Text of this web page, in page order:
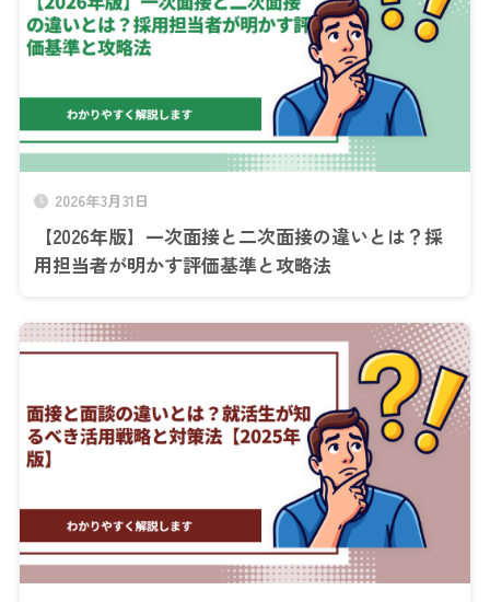
2026年3月31日
【2026年版】一次面接と二次面接の違いとは？採
用担当者が明かす評価基準と攻略法